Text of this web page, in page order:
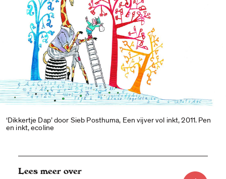
‘Dikkertje Dap’ door Sieb Posthuma, Een vijver vol inkt, 2011. Pen
en inkt, ecoline
Lees meer over